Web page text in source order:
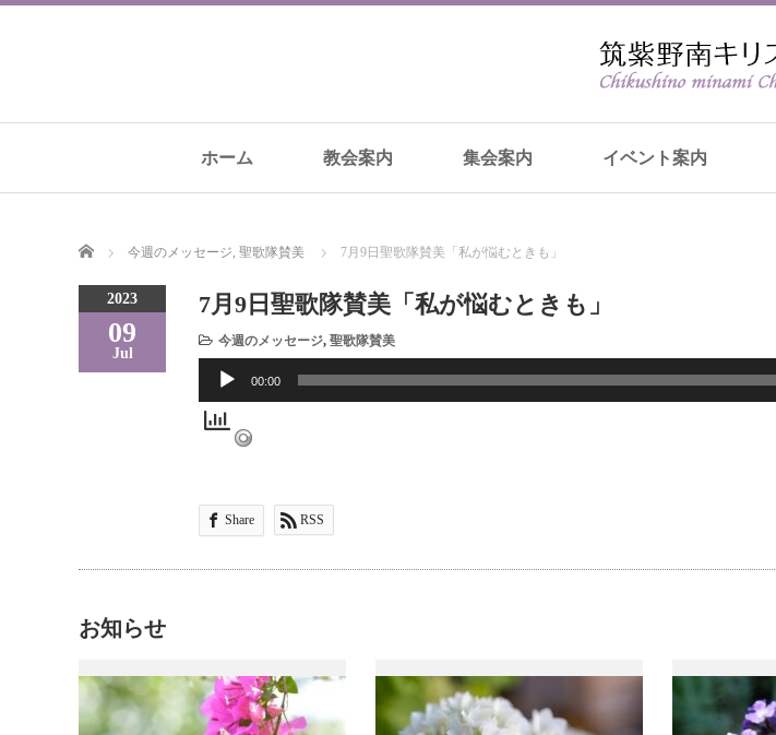
ホーム 教会案内 集会案内 イベント案内
Home 今週のメッセージ, 聖歌隊賛美 7月9日聖歌隊賛美「私が悩むときも」
2023
09
Jul
7月9日聖歌隊賛美「私が悩むときも」
今週のメッセージ, 聖歌隊賛美
プ
ー
00:00
Share RSS
お知らせ